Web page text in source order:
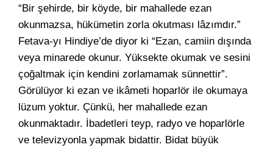
“Bir şehirde, bir köyde, bir mahallede ezan
okunmazsa, hükümetin zorla okutması lâzımdır.”
Fetava-yı Hindiye’de diyor ki “Ezan, camiin dışında
veya minarede okunur. Yüksekte okumak ve sesini
çoğaltmak için kendini zorlamamak sünnettir”.
Görülüyor ki ezan ve ikâmeti hoparlör ile okumaya
lüzum yoktur. Çünkü, her mahallede ezan
okunmaktadır. İbadetleri teyp, radyo ve hoparlörle
ve televizyonla yapmak bidattir. Bidat büyük